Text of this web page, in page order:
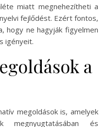
miatt megnehezítheti a
fejlődést. Ezért fontos,
hogy ne hagyják figyelmen
igényeit.
a
megoldások is, amelyek
megnyugtatásában és